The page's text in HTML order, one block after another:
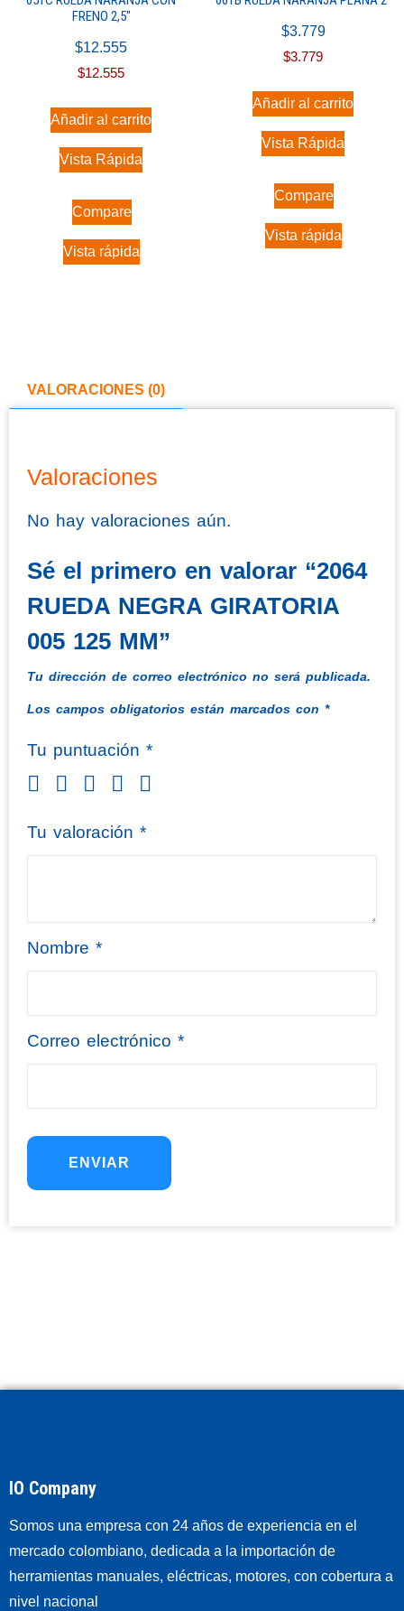
FRENO 2,5″
$12.555
$12.555
Añadir al carrito
Vista Rápida
Compare
Vista rápida
$3.779
$3.779
Añadir al carrito
Vista Rápida
Compare
Vista rápida
VALORACIONES (0)
Valoraciones
No hay valoraciones aún.
Sé el primero en valorar “2064
RUEDA NEGRA GIRATORIA
005 125 MM”
Tu dirección de correo electrónico no será publicada.
Los campos obligatorios están marcados con *
Tu puntuación *
Tu valoración *
Nombre *
Correo electrónico *
IO Company
Somos una empresa con 24 años de experiencia en el
mercado colombiano, dedicada a la importación de
herramientas manuales, eléctricas, motores, con cobertura a
nivel nacional